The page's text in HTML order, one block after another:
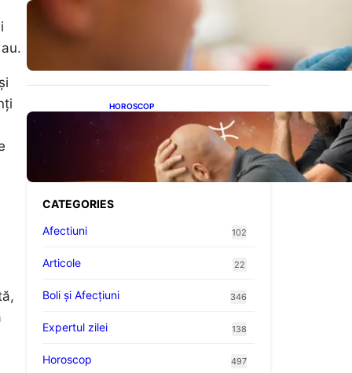
și
Revoluția Vaccinurilor:
Primul Vaccin Experimental
Împotriva Cancerului de
Colon în Studiu Uman
HOROSCOP
Mituri și Realități: Ce Spun
Astrologii Despre Sufletele
Bătrâne și Lunile de Naștere
CATEGORIES
Afectiuni
102
Articole 22
Boli și Afecțiuni 346
Expertul zilei 138
Horoscop 497